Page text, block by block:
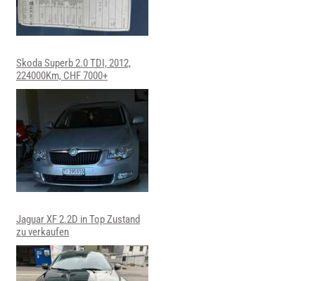
Skoda Superb 2.0 TDI, 2012,
224000Km, CHF 7000+
Jaguar XF 2.2D in Top Zustand
zu verkaufen